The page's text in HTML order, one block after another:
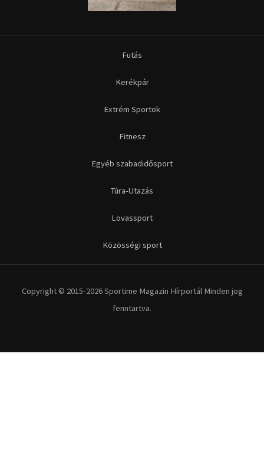
Futás
Kerékpár
Extrém Sportok
Fitnesz
Egyéb szabadidősport
Túra-Utazás
Lovassport
Közösségi sport
Copyright © 2015-2026 Sportime Magazin Hírportál Minden jog
fenntartva.